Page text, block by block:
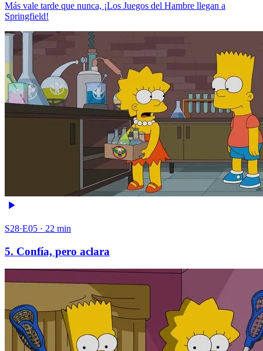
Más vale tarde que nunca, ¡Los Juegos del Hambre llegan a
Springfield!
S28·E05 · 22 min
5. Confía, pero aclara